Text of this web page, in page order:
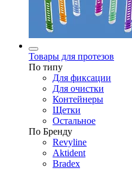
Товары для протезов
По типу
Для фиксации
Для очистки
Контейнеры
Щетки
Остальное
По Бренду
Revyline
Aktident
Bradex